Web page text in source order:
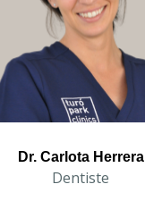
Dr. Carlota Herrera
Dentiste